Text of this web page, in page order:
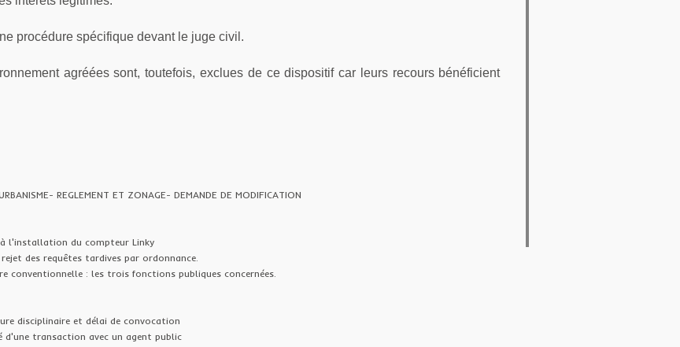
procédure spécifique devant le juge civil.
agréées sont, toutefois, exclues de ce dispositif car leurs recours bénéficient
REGLEMENT ET ZONAGE- DEMANDE DE MODIFICATION
l'installation du compteur Linky
des requêtes tardives par ordonnance.
conventionnelle : les trois fonctions publiques concernées.
disciplinaire et délai de convocation
transaction avec un agent public